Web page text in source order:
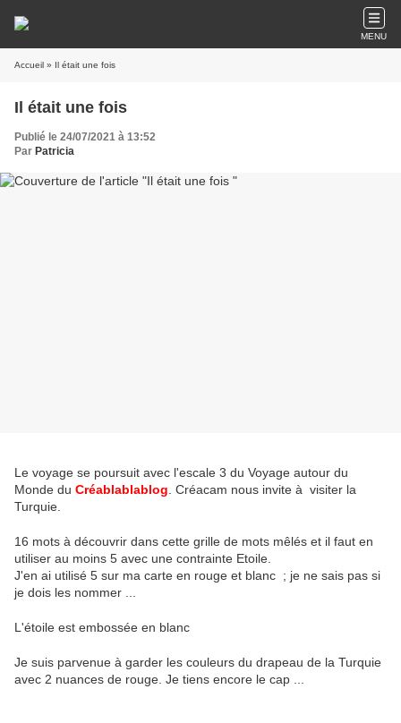
MENU
Accueil » Il était une fois
Il était une fois
Publié le 24/07/2021 à 13:52
Par Patricia
Le voyage se poursuit avec l'escale 3 du Voyage autour du
Monde du Créablablablog . Créacam nous invite à visiter la
Turquie.
16 mots à découvrir dans cette grille de mots mêlés et il faut en
utiliser au moins 5 avec une contrainte Etoile.
J'en ai utilisé 5 sur ma carte en rouge et blanc ; je ne sais pas si
je dois les nommer ...
L'étoile est embossée en blanc
Je suis parvenue à garder les couleurs du drapeau de la Turquie
avec 2 nuances de rouge. Je tiens encore le cap ...